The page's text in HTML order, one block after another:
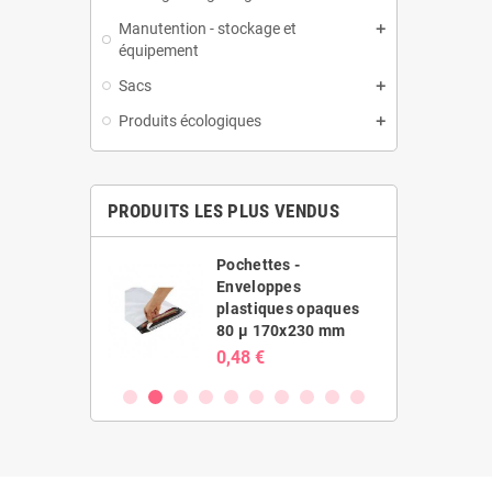
Manutention - stockage et
équipement
Sacs
Produits écologiques
PRODUITS LES PLUS VENDUS
Pochettes -
Enveloppes
plastiques opaques
80 µ 170x230 mm
0,48 €